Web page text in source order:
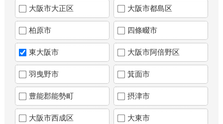
大阪市大正区 大阪市都島区
柏原市 四條畷市
東大阪市 大阪市阿倍野区
羽曳野市 箕面市
豊能郡能勢町 摂津市
大阪市西成区 大東市